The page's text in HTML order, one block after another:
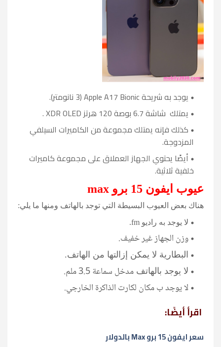
يوجد به شريحة Apple A17 Bionic (3 نانومتر).
يمتلك شاشة 6.7 بوصة 120 هرتز XDR OLED .
كذلك فإنه يمتلك مجموعة من الكاميرات السيلفي
المزدوجة.
أيضًا يحتوي الجهاز العملاق على مجموعة كاميرات
خلفية ثلاثية.
عيوب ايفون 15 برو max
هناك بعض العيوب البسيطة التي توجد بالهاتف ومنها ما يلي:
لا يوجد به راديو fm.
وزن الجهاز غير خفيف.
البطارية لا يمكن إزالتها من الهاتف.
لا يوجد بالهاتف مدخل سماعة 3.5 ملم.
لا يوجد ب مكان لكارت الذاكرة الخارجي.
اقرأ أيضًا:
سعر ايفون 15 برو Max بالدولار